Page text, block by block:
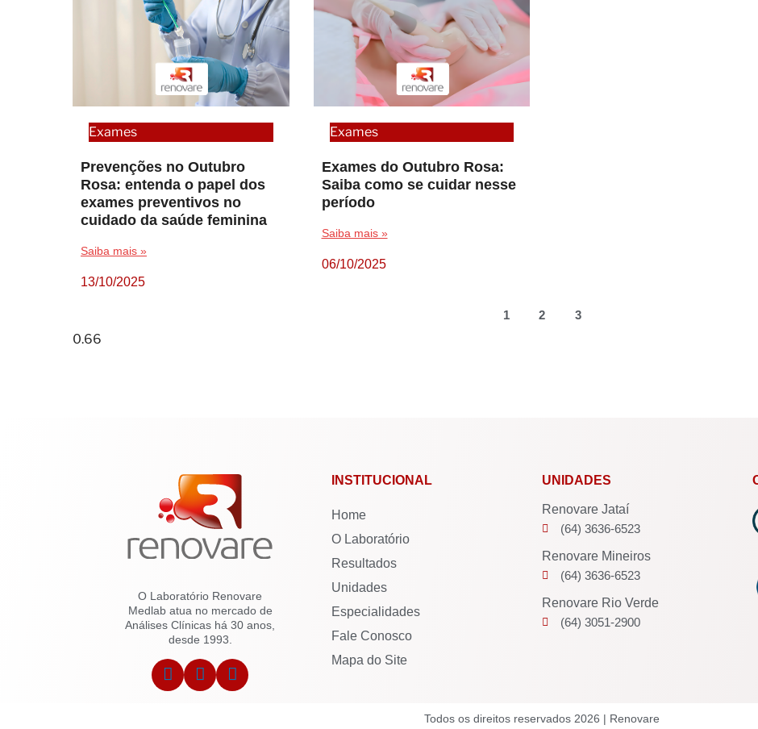
Exames
Prevenções no Outubro
Rosa: entenda o papel dos
exames preventivos no
cuidado da saúde feminina
Saiba mais »
13/10/2025
Exames
Exames do Outubro Rosa:
Saiba como se cuidar nesse
período
Saiba mais »
06/10/2025
1 2 3
O Laboratório Renovare
Medlab atua no mercado de
Análises Clínicas há 30 anos,
desde 1993.
INSTITUCIONAL
Home
O Laboratório
Resultados
Unidades
Especialidades
Fale Conosco
Mapa do Site
UNIDADES
Renovare Jataí
(64) 3636-6523
Renovare Mineiros
(64) 3636-6523
Renovare Rio Verde
(64) 3051-2900
Todos os direitos reservados 2026 | Renovare